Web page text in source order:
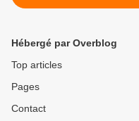
RANDRIANTEFY
Hébergé par Overblog
Top articles
Pages
Contact